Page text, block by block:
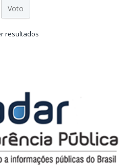
resultados